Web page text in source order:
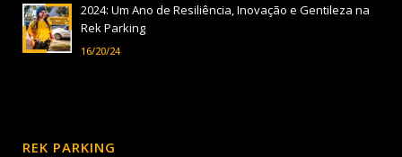
2024: Um Ano de Resiliência, Inovação e Gentileza na
Rek Parking
16/20/24
REK PARKING